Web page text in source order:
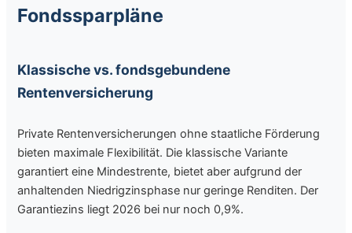
Fondssparpläne
Klassische vs. fondsgebundene
Rentenversicherung
Private Rentenversicherungen ohne staatliche Förderung
bieten maximale Flexibilität. Die klassische Variante
garantiert eine Mindestrente, bietet aber aufgrund der
anhaltenden Niedrigzinsphase nur geringe Renditen. Der
Garantiezins liegt 2026 bei nur noch 0,9%.